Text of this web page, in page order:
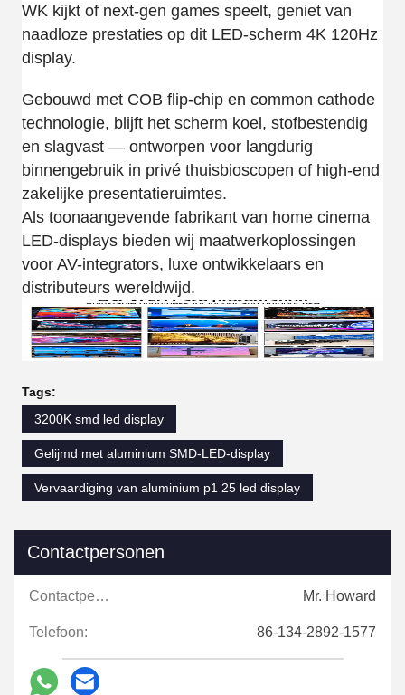
WK kijkt of next-gen games speelt, geniet van
naadloze prestaties op dit LED-scherm 4K 120Hz
display.
Gebouwd met COB flip-chip en common cathode
technologie, blijft het scherm koel, stofbestendig
en slagvast — ontworpen voor langdurig
binnengebruik in privé thuisbioscopen of high-end
zakelijke presentatieruimtes.
Als toonaangevende fabrikant van home cinema
LED-displays bieden wij maatwerkoplossingen
voor AV-integrators, luxe ontwikkelaars en
distributeurs wereldwijd.
Tags:
3200K smd led display
Gelijmd met aluminium SMD-LED-display
Vervaardiging van aluminium p1 25 led display
Contactpersonen
Contactpersonen: Mr. Howard
Telefoon: 86-134-2892-1577